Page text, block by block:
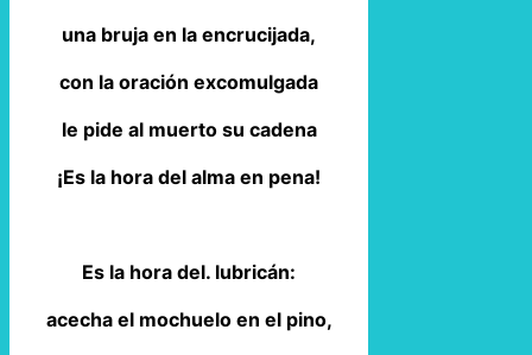
una bruja en la encrucijada,
con la oración excomulgada
le pide al muerto su cadena
¡Es la hora del alma en pena!
Es la hora del. lubricán:
acecha el mochuelo en el pino,